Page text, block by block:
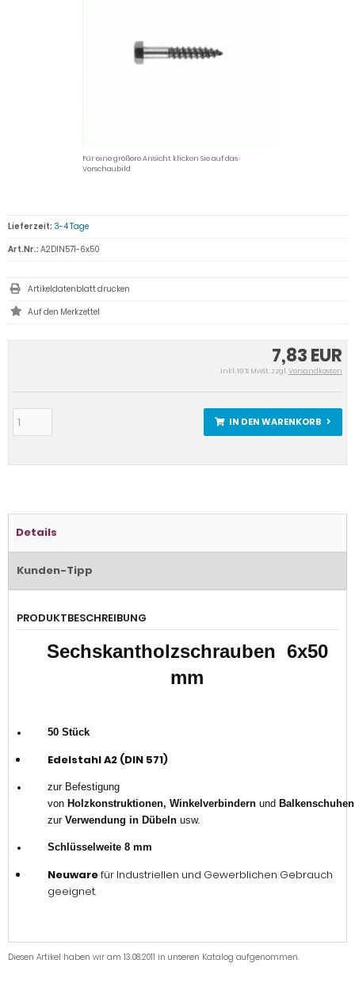
Für eine größere Ansicht klicken Sie auf das
Vorschaubild
7,83 EUR
inkl. 19 % MwSt. zzgl.Versandkosten
IN DEN WARENKORB
Lieferzeit: 3-4 Tage
Art.Nr.: A2DIN571-6x50
Artikeldatenblatt drucken
Details
Kunden-Tipp
PRODUKTBESCHREIBUNG
Sechskantholzschrauben 6x50
mm
50 Stück
Edelstahl A2 (DIN 571)
zur Befestigung
von Holzkonstruktionen, Winkelverbindern und Balkenschuhen
zurVerwendung in Dübeln usw.
Schlüsselweite 8 mm
Neuwarefür Industriellen und Gewerblichen Gebrauch
geeignet.
Diesen Artikel haben wir am 13.08.2011 in unseren Katalog aufgenommen.